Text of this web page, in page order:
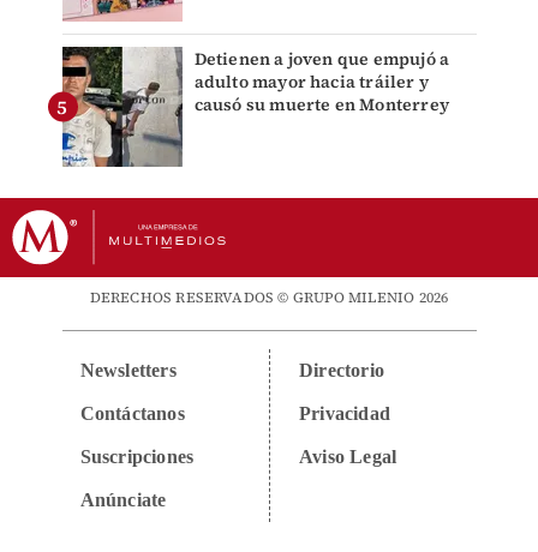
Detienen a joven que empujó a
adulto mayor hacia tráiler y
causó su muerte en Monterrey
DERECHOS RESERVADOS © GRUPO MILENIO 2026
Newsletters
Contáctanos
Suscripciones
Anúnciate
Directorio
Privacidad
Aviso Legal